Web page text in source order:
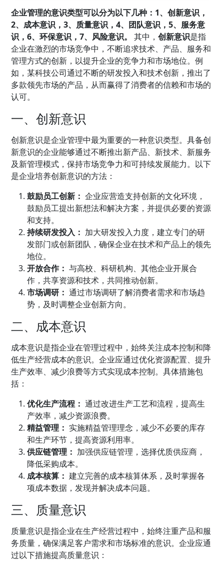
企业管理的意识类型可以分为以下几种：1、创新意识，
2、成本意识，3、质量意识，4、团队意识，5、服务意
识，6、环保意识，7、风险意识。
其中，创新意识是指
企业在激烈的市场竞争中，不断追求技术、产品、服务和
管理方式的创新，以提升企业的竞争力和市场地位。例
如，某科技公司通过不断的研发投入和技术创新，推出了
多款领先市场的产品，从而赢得了消费者的信赖和市场的
认可。
一、创新意识
创新意识是企业管理中最为重要的一种意识类型。具备创
新意识的企业能够通过不断推出新产品、新技术、新服务
及新管理模式，保持市场竞争力和可持续发展能力。以下
是企业培养创新意识的方法：
鼓励员工创新： 企业应营造支持创新的文化环境，
鼓励员工提出新想法和解决方案，并提供必要的资源
和支持。
持续研发投入： 加大研发投入力度，建立专门的研
发部门或创新团队，确保企业在技术和产品上的领先
地位。
开放合作： 与高校、科研机构、其他企业开展合
作，共享资源和技术，共同推动创新。
市场调研： 通过市场调研了解消费者需求和市场趋
势，及时调整企业创新方向。
二、成本意识
成本意识是指企业在管理过程中，始终关注成本控制和降
低生产经营成本的意识。企业应通过优化资源配置、提升
生产效率、减少浪费等方式实现成本控制。具体措施包
括：
优化生产流程： 通过改进生产工艺和流程，提高生
产效率，减少资源浪费。
精益管理： 实施精益管理理念，减少不必要的库存
和生产环节，提高资源利用率。
供应链管理 ： 加强供应链管理，选择优质供应商，
降低采购成本。
成本核算： 建立完善的成本核算体系，及时掌握各
项成本数据，发现并解决成本问题。
三、质量意识
质量意识是指企业在生产经营过程中，始终注重产品和服
务质量，确保满足客户需求和市场标准的意识。企业应通
过以下措施提高质量意识：